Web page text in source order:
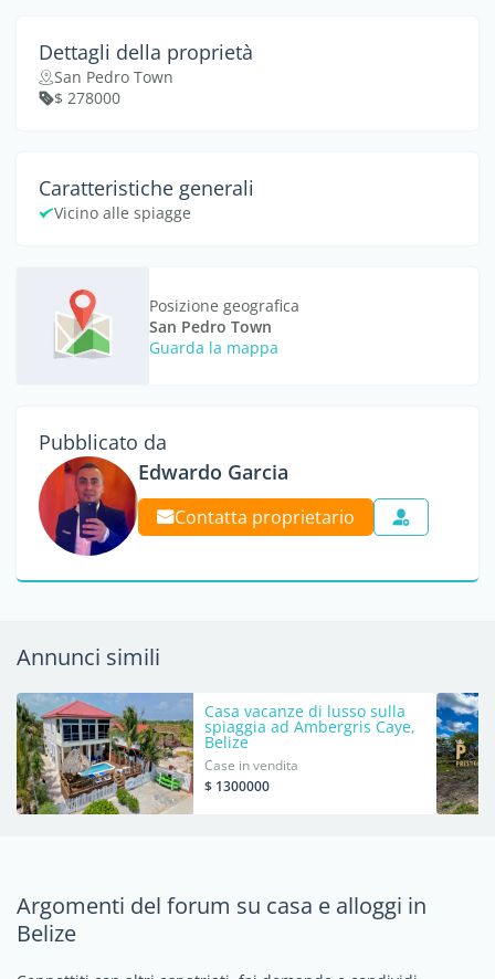
Dettagli della proprietà
San Pedro Town
$ 278000
Caratteristiche generali
Vicino alle spiagge
Posizione geografica
San Pedro Town
Guarda la mappa
Pubblicato da
Edwardo Garcia
Contatta proprietario
Annunci simili
Casa vacanze di lusso sulla
spiaggia ad Ambergris Caye,
Belize
Case in vendita
$ 1300000
Argomenti del forum su casa e alloggi in
Belize